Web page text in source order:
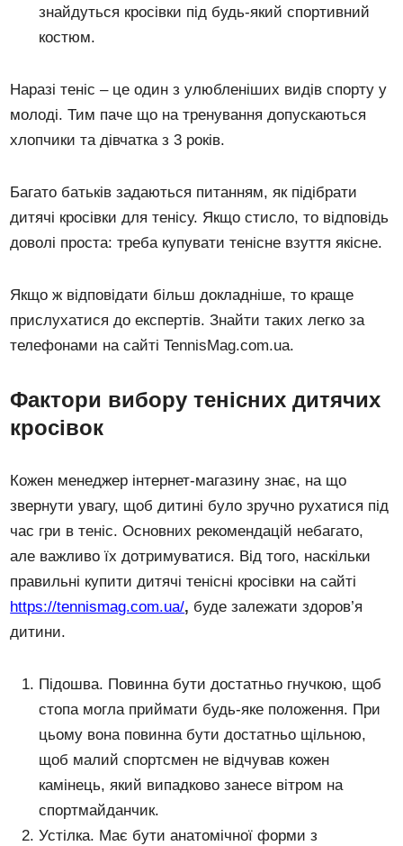
знайдуться кросівки під будь-який спортивний
костюм.
Наразі теніс – це один з улюбленіших видів спорту у
молоді. Тим паче що на тренування допускаються
хлопчики та дівчатка з 3 років.
Багато батьків задаються питанням, як підібрати
дитячі кросівки для тенісу. Якщо стисло, то відповідь
доволі проста: треба купувати тенісне взуття якісне.
Якщо ж відповідати більш докладніше, то краще
прислухатися до експертів. Знайти таких легко за
телефонами на сайті TennisMag.com.ua.
Фактори вибору тенісних дитячих
кросівок
Кожен менеджер інтернет-магазину знає, на що
звернути увагу, щоб дитині було зручно рухатися під
час гри в теніс. Основних рекомендацій небагато,
але важливо їх дотримуватися. Від того, наскільки
правильні купити дитячі тенісні кросівки на сайті
https://tennismag.com.ua/, буде залежати здоров’я
дитини.
Підошва. Повинна бути достатньо гнучкою, щоб
стопа могла приймати будь-яке положення. При
цьому вона повинна бути достатньо щільною,
щоб малий спортсмен не відчував кожен
камінець, який випадково занесе вітром на
спортмайданчик.
Устілка. Має бути анатомічної форми з